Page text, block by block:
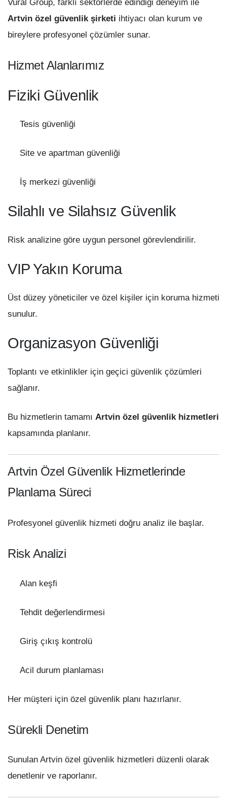
Vural Group, farklı sektörlerde edindiği deneyim ile
Artvin özel güvenlik şirketi ihtiyacı olan kurum ve
bireylere profesyonel çözümler sunar.
Hizmet Alanlarımız
Fiziki Güvenlik
Tesis güvenliği
Site ve apartman güvenliği
İş merkezi güvenliği
Silahlı ve Silahsız Güvenlik
Risk analizine göre uygun personel görevlendirilir.
VIP Yakın Koruma
Üst düzey yöneticiler ve özel kişiler için koruma hizmeti
sunulur.
Organizasyon Güvenliği
Toplantı ve etkinlikler için geçici güvenlik çözümleri
sağlanır.
Bu hizmetlerin tamamı Artvin özel güvenlik hizmetleri
kapsamında planlanır.
Artvin Özel Güvenlik Hizmetlerinde
Planlama Süreci
Profesyonel güvenlik hizmeti doğru analiz ile başlar.
Risk Analizi
Alan keşfi
Tehdit değerlendirmesi
Giriş çıkış kontrolü
Acil durum planlaması
Her müşteri için özel güvenlik planı hazırlanır.
Sürekli Denetim
Sunulan Artvin özel güvenlik hizmetleri düzenli olarak
denetlenir ve raporlanır.